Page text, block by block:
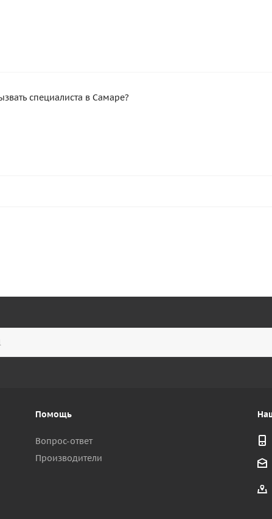
специалиста в Самаре?
Помощь
Вопрос-ответ
Производители